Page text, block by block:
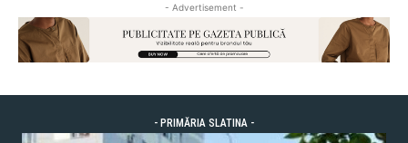
- Advertisement -
- PRIMĂRIA SLATINA -